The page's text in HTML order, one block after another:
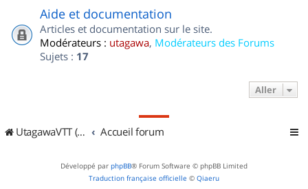
Aide et documentation
Articles et documentation sur le site.
Modérateurs : utagawa, Modérateurs des Forums
Sujets : 17
Aller
UtagawaVTT (Randos VTT et VTTAE avec traces GPS) Accueil forum
Développé par phpBB® Forum Software © phpBB Limited
Traduction française officielle © Qiaeru